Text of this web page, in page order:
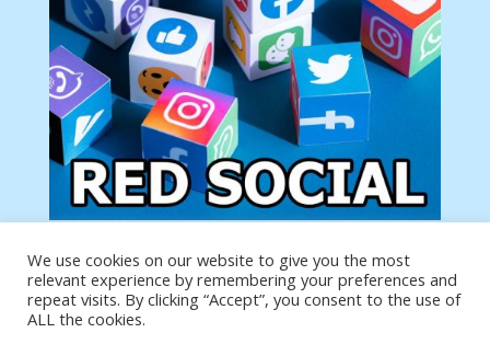
Tu anuncio va aquí
Podemos poner tu anuncio aquí con un link de tu
producto o página
We use cookies on our website to give you the most
relevant experience by remembering your preferences and
repeat visits. By clicking “Accept”, you consent to the use of
ALL the cookies.